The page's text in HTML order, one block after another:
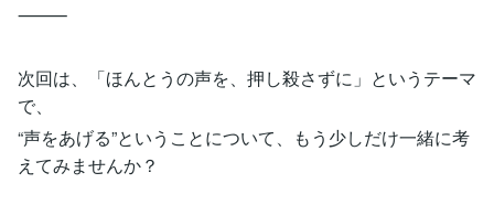
⸻
次回は、「ほんとうの声を、押し殺さずに」というテーマ
で、
“声をあげる”ということについて、もう少しだけ一緒に考
えてみませんか？